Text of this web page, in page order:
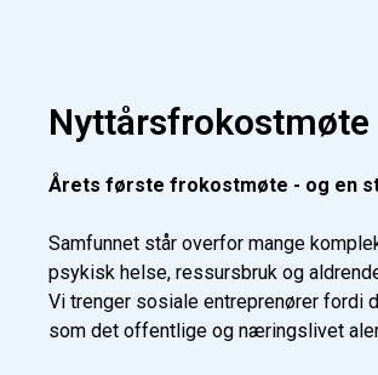
Nyttårsfrokostmøte
Årets første frokostmøte - og en
Samfunnet står overfor mange
psykisk helse, ressursbruk og
Vi trenger sosiale entreprenører fordi
som det offentlige og næringslivet